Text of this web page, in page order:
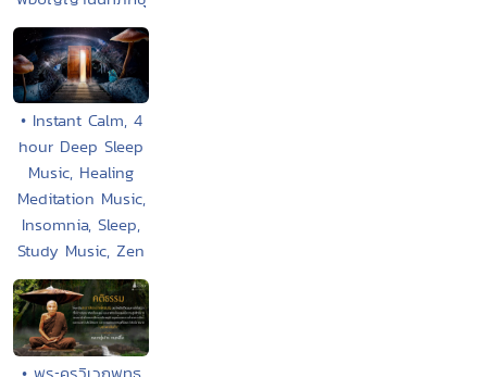
• Instant Calm, 4
hour Deep Sleep
Music, Healing
Meditation Music,
Insomnia, Sleep,
Study Music, Zen